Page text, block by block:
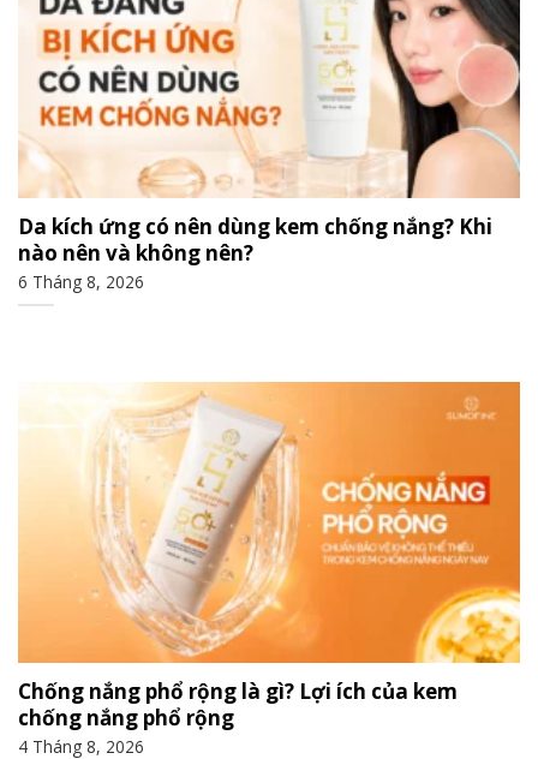
Da kích ứng có nên dùng kem chống nắng? Khi
nào nên và không nên?
6 Tháng 8, 2026
Chống nắng phổ rộng là gì? Lợi ích của kem
chống nắng phổ rộng
4 Tháng 8, 2026